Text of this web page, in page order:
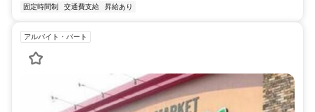
固定時間制 交通費支給 昇給あり
アルバイト・パート